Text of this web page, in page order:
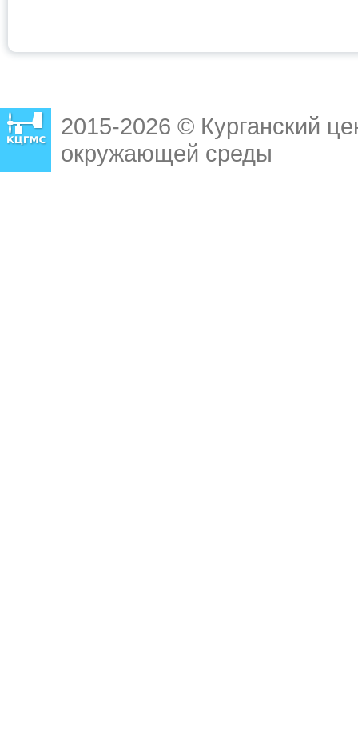
2015-2026 © Курганский
окружающей среды